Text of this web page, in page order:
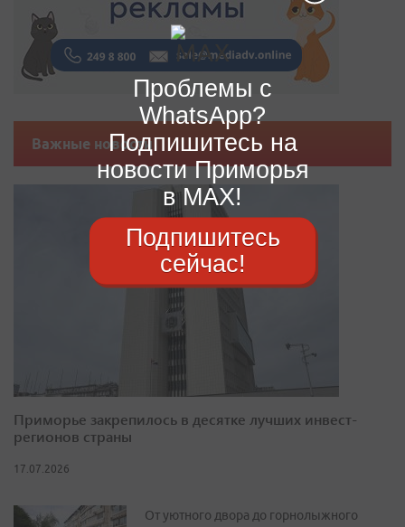
Важные новости
Приморье закрепилось в десятке лучших инвест-
регионов страны
17.07.2026
От уютного двора до горнолыжного
Проблемы с
WhatsApp?
Подпишитесь на
новости Приморья
в MAX!
Подпишитесь
сейчас!